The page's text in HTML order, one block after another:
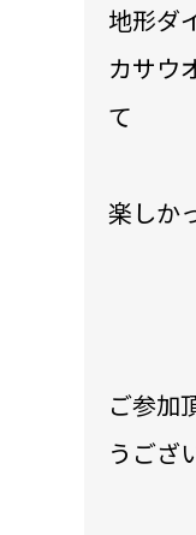
地形ダ
カサウ
て
楽しか
ご参加
うござ